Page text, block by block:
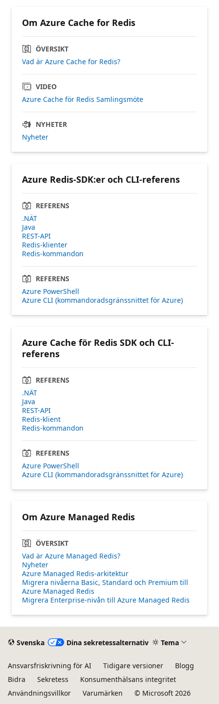
Om Azure Cache for Redis
ÖVERSIKT
Vad är Azure Cache for Redis?
VIDEO
Azure Cache för Redis Samlingsmöte
NYHETER
Nyheter
Azure Redis-SDK:er och CLI-referens
REFERENS
.NÄT
Java
REST-API
Redis-klienter
Redis-kommandon
REFERENS
Azure PowerShell
Azure CLI (kommandoradsgränssnittet för Azure)
Azure Cache för Redis SDK och CLI-
referens
REFERENS
.NÄT
Java
REST-API
Redis-klient
Redis-kommandon
REFERENS
Azure PowerShell
Azure CLI (kommandoradsgränssnittet för Azure)
Om Azure Managed Redis
ÖVERSIKT
Vad är Azure Managed Redis?
Nyheter
Azure Managed Redis-arkitektur
Migrera nivåerna Basic, Standard och Premium till
Azure Managed Redis
Migrera Enterprise-nivån till Azure Managed Redis
Svenska Dina sekretessalternativ Tema
Ansvarsfriskrivning för AI Tidigare versioner
Blogg
Bidra
Sekretess
Konsumenthälsans integritet
Användningsvillkor
Varumärken © Microsoft 2026